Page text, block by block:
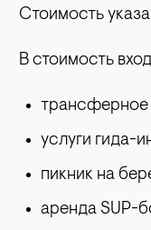
Стоимость
В стоимость
трансферное
услуги гида-
пикник на
аренда SUP-